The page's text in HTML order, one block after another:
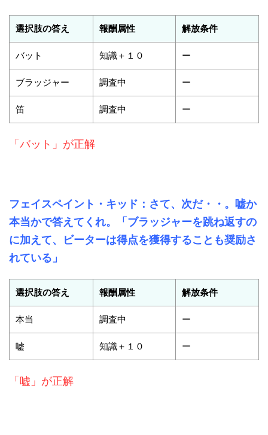
選択肢の答え 報酬属性 解放条件
バット 知識＋１０ ー
ブラッジャー 調査中 ー
笛 調査中 ー
「バット」が正解
フェイスペイント・キッド：さて、次だ・・。嘘か
本当かで答えてくれ。「ブラッジャーを跳ね返すの
に加えて、ビーターは得点を獲得することも奨励さ
れている」
選択肢の答え 報酬属性 解放条件
本当 調査中 ー
嘘 知識＋１０ ー
「嘘」が正解